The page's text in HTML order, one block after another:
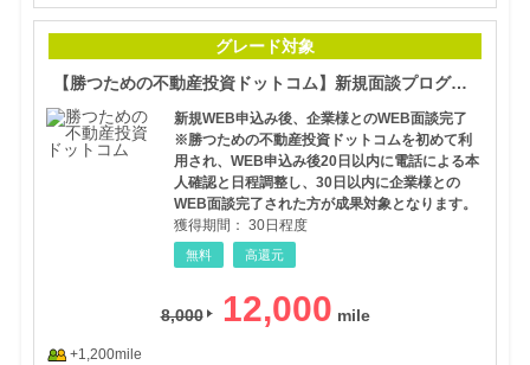
グレード対象
【勝つための不動産投資ドットコム】新規面談プログラム
新規WEB申込み後、企業様とのWEB面談完了
※勝つための不動産投資ドットコムを初めて利
用され、WEB申込み後20日以内に電話による本
人確認と日程調整し、30日以内に企業様との
WEB面談完了された方が成果対象となります。
獲得期間： 30日程度
無料 高還元
8,000 12,000
+1,200mile